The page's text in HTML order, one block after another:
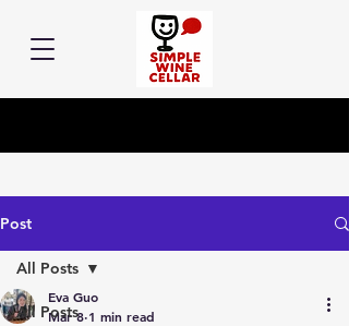
Post
All Posts
All Posts
Eva Guo
Mar 8 1 min read